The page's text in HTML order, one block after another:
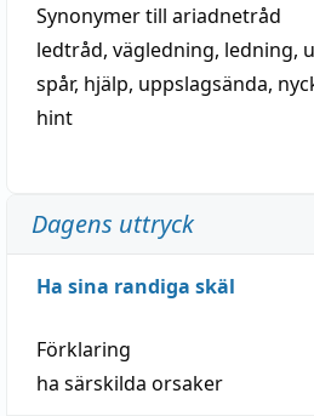
Synonymer till ariadnetråd
ledtråd, vägledning, ledning,
spår, hjälp, uppslagsända,
hint
Dagens uttryck
Ha sina randiga skäl
Förklaring
ha särskilda orsaker